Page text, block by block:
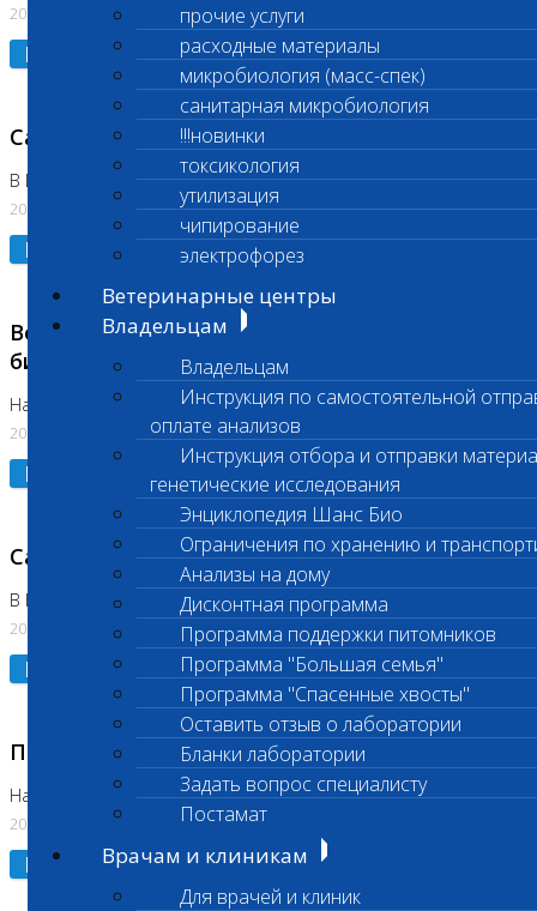
прочие услуги
расходные материалы
микробиология (масс-спек)
санитарная микробиология
!!!новинки
токсикология
утилизация
чипирование
электрофорез
Ветеринарные центры
Владельцам
Владельцам
Инструкция по самостоятельной
оплате анализов
Инструкция отбора и отправки
генетические исследования
Энциклопедия Шанс Био
Ограничения по хранению и
Анализы на дому
Дисконтная программа
Программа поддержки питомников
Программа "Большая семья"
Программа "Спасенные хвосты"
Оставить отзыв о лаборатории
Бланки лаборатории
Задать вопрос специалисту
Постамат
Врачам и клиникам
Для врачей и клиник
20.07.2026
Подробнее
Санитарный день
В Бутово 21.07.2026
20.07.2026
Подробнее
Возобновлено выполнение срочных
биохимических исследований
На Нагорной
20.07.2026
Подробнее
Санитарный день
В Коломне 20.07.2026
20.07.2026
Подробнее
Приостановлено выполнение исследования
На Нагорной
20.07.2026
Подробнее